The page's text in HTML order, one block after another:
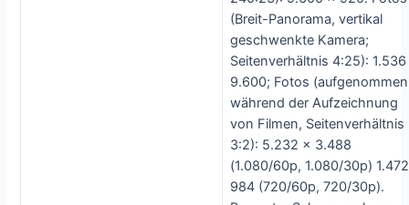
(Breit-Panorama, vertikal
geschwenkte Kamera;
Seitenverhältnis 4:25):
9.600; Fotos (aufgenommen
während der Aufzeichnung
von Filmen, Seitenverhältnis
3:2): 5.232 x 3.488
(1.080/60p, 1.080/30p)
984 (720/60p, 720/30p).